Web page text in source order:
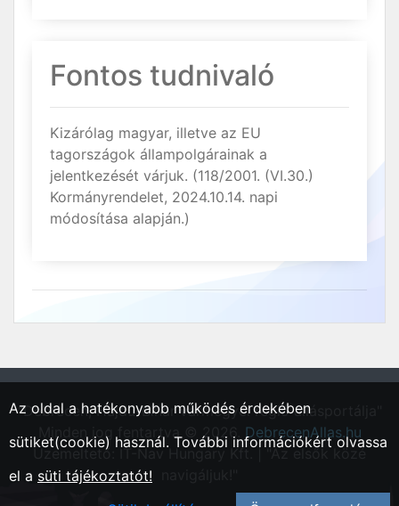
Fontos tudnivaló
Kizárólag magyar, illetve az EU
tagországok állampolgárainak a
jelentkezését várjuk. (118/2001. (VI.30.)
Kormányrendelet, 2024.10.14. napi
módosítása alapján.)
"Debrecen, Hajdú-Bihar vármegyei régió állásportálja"
Minden jog fentartva © 2026. DebrecenAllas.hu
Üzemeltető: IT-Nav Hungary Kft. | "Az elsők közé
Az oldal a hatékonyabb működés érdekében
sütiket(cookie) használ. További információkért olvassa
el a süti tájékoztatót!